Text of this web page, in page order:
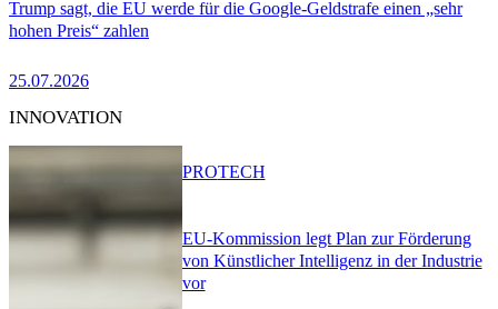
Trump sagt, die EU werde für die Google-Geldstrafe einen „sehr
hohen Preis“ zahlen
25.07.2026
INNOVATION
EU-Kommission legt Plan zur Förderung
von Künstlicher Intelligenz in der Industrie
vor
PROTECH